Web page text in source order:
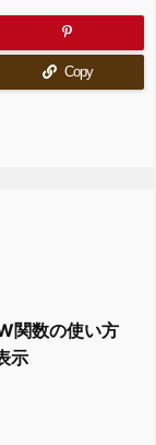
Copy
関数の使い方
示